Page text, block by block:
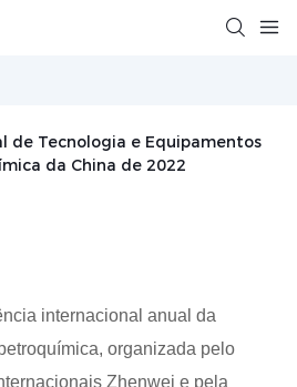
de Tecnologia e Equipamentos
da China de 2022
internacional anual da
organizada pelo
Zhenwei e pela